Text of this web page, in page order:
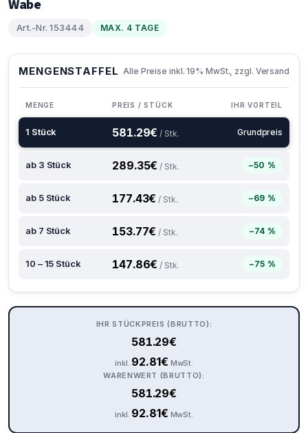
Wabe
Art.-Nr. 153444 MAX. 4 TAGE
MENGENSTAFFEL Alle Preise inkl. 19% MwSt., zzgl. Versand
MENGE PREIS / STÜCK IHR VORTEIL
1 Stück 581.29€ / Stk. Grundpreis
ab 3 Stück 289.35€ / Stk. −50 %
ab 5 Stück 177.43€ / Stk. −69 %
ab 7 Stück 153.77€ / Stk. −74 %
10 – 15 Stück 147.86€ / Stk. −75 %
IHR STÜCKPREIS (BRUTTO):
581.29€
inkl. 92.81€ MwSt.
WARENWERT (BRUTTO):
581.29€
inkl. 92.81€ MwSt.